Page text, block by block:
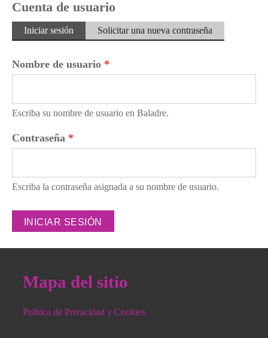
Cuenta de usuario
Solapas principales
Iniciar sesión (solapaSolicitar una nueva contraseña
Nombre de usuario *
Escriba su nombre de usuario en Baladre.
Contraseña *
Escriba la contraseña asignada a su nombre de usuario.
Mapa del sitio
Política de Privacidad y Cookies